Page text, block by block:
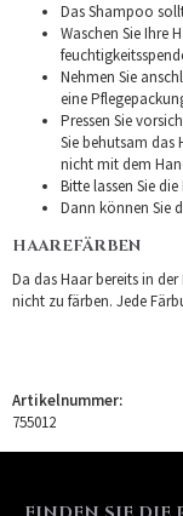
Das Shampoo
Waschen Sie Ihre
Nehmen Sie
eine
Pressen Sie
Sie behutsam das
nicht mit dem
Bitte lassen Sie
Dann können Sie
HAAREFÄRBEN
Da das Haar bereits in
nicht zu färben. Jede
Artikelnummer:
755012